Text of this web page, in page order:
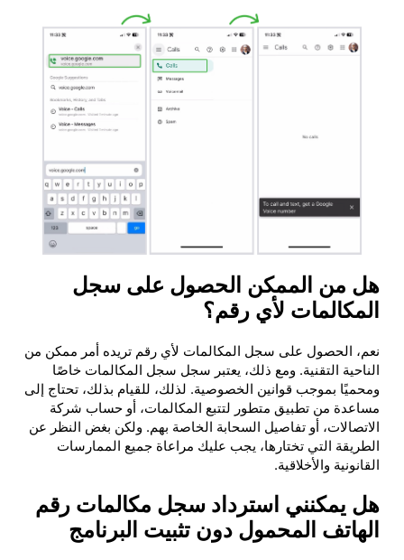
هل من الممكن الحصول على سجل
المكالمات لأي رقم؟
نعم، الحصول على سجل المكالمات لأي رقم تريده أمر ممكن من
الناحية التقنية. ومع ذلك، يعتبر سجل سجل المكالمات خاصًا
ومحميًا بموجب قوانين الخصوصية. لذلك، للقيام بذلك، تحتاج إلى
مساعدة من تطبيق متطور لتتبع المكالمات، أو حساب شركة
الاتصالات، أو تفاصيل السحابة الخاصة بهم. ولكن بغض النظر عن
الطريقة التي تختارها، يجب عليك مراعاة جميع الممارسات
القانونية والأخلاقية.
هل يمكنني استرداد سجل مكالمات رقم
الهاتف المحمول دون تثبيت البرنامج